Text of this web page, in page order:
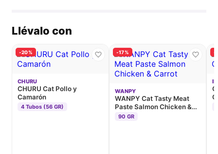
Llévalo con
-20%
CHURU
CHURU Cat Pollo y
Camarón
4 Tubos (56 GR)
-17%
WANPY
WANPY Cat Tasty Meat
Paste Salmon Chicken &
Carrot
90 GR
-